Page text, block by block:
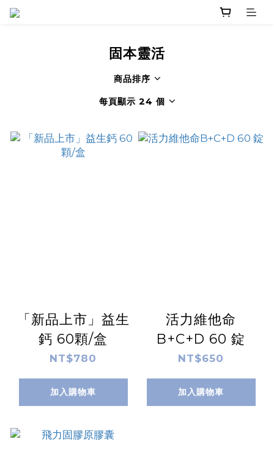
固本靈活
商品排序
每頁顯示 24 個
「新品上市」益生
鈣 60顆/盒
NT$780
加入購物車
活力維他命
B+C+D 60 錠
NT$650
加入購物車